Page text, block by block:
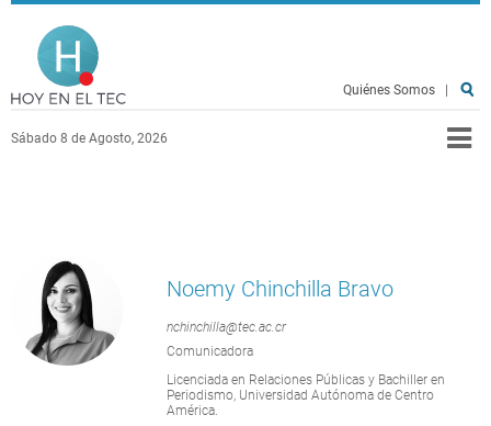
Pasar al contenido principal
Sábado 8 de Agosto, 2026
Quiénes Somos
Noemy Chinchilla Bravo
nchinchilla@tec.ac.cr
Comunicadora
Licenciada en Relaciones Públicas y Bachiller en
Periodismo, Universidad Autónoma de Centro
América.